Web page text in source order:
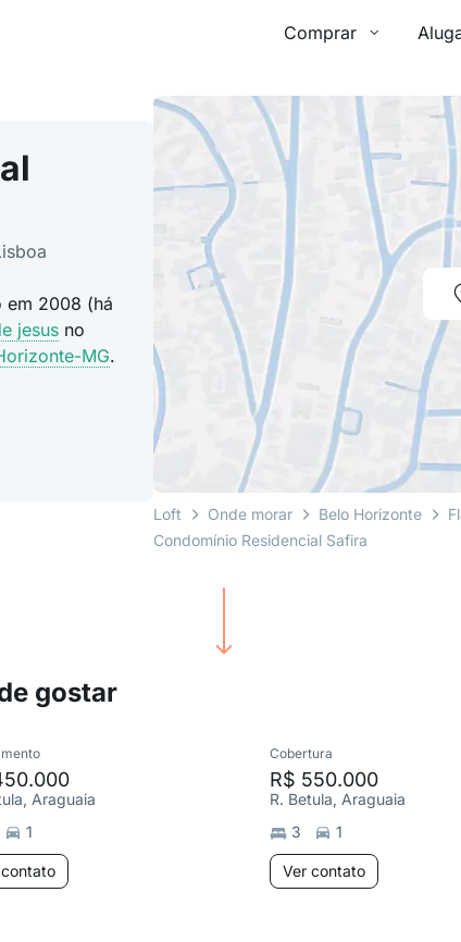
Comprar
em 2008 (há
jesusno
MG.
Loft Onde morar Belo Horizonte
Condomínio Residencial Safira
gostar
Araguaia
1
Cobertura
R$ 550.000
R. Betula, Araguaia
3
1
Ver contato